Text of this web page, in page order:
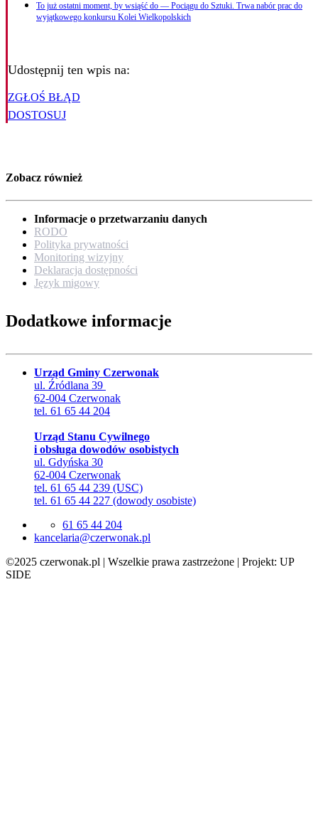
To już ostatni moment, by wsiąść do — Pociągu do Sztuki. Trwa nabór prac do
wyjątkowego konkursu Kolei Wielkopolskich
Udostępnij ten wpis na:
ZGŁOŚ BŁĄD
DOSTOSUJ
Zobacz również
Informacje o przetwarzaniu danych
RODO
Polityka prywatności
Monitoring wizyjny
Deklaracja dostępności
Język migowy
Dodatkowe informacje
Urząd Gminy Czerwonak
ul. Źródlana 39
62-004 Czerwonak
tel. 61 65 44 204
Urząd Stanu Cywilnego
i obsługa dowodów osobistych
ul. Gdyńska 30
62-004 Czerwonak
tel. 61 65 44 239 (USC)
tel. 61 65 44 227 (dowody osobiste)
61 65 44 204
lp.kanowrezc@airalecnak
©2025 czerwonak.pl | Wszelkie prawa zastrzeżone | Projekt: UP
SIDE